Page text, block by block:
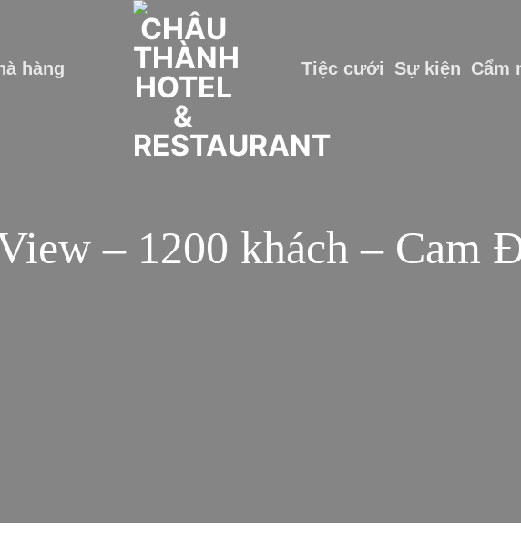
hàng Tiệc cưới Sự kiện Cẩm
– 1200 khách – Cam